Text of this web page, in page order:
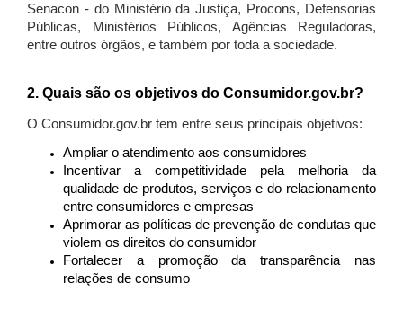
Senacon - do Ministério da Justiça, Procons, Defensorias
Públicas, Ministérios Públicos, Agências Reguladoras,
entre outros órgãos, e também por toda a sociedade.
2. Quais são os objetivos do Consumidor.gov.br?
O Consumidor.gov.br tem entre seus principais objetivos:
Ampliar o atendimento aos consumidores
Incentivar a competitividade pela melhoria da
qualidade de produtos, serviços e do relacionamento
entre consumidores e empresas
Aprimorar as políticas de prevenção de condutas que
violem os direitos do consumidor
Fortalecer a promoção da transparência nas
relações de consumo